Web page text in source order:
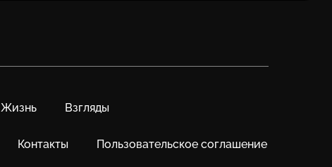
Жизнь Взгляды
Контакты Пользовательское соглашение